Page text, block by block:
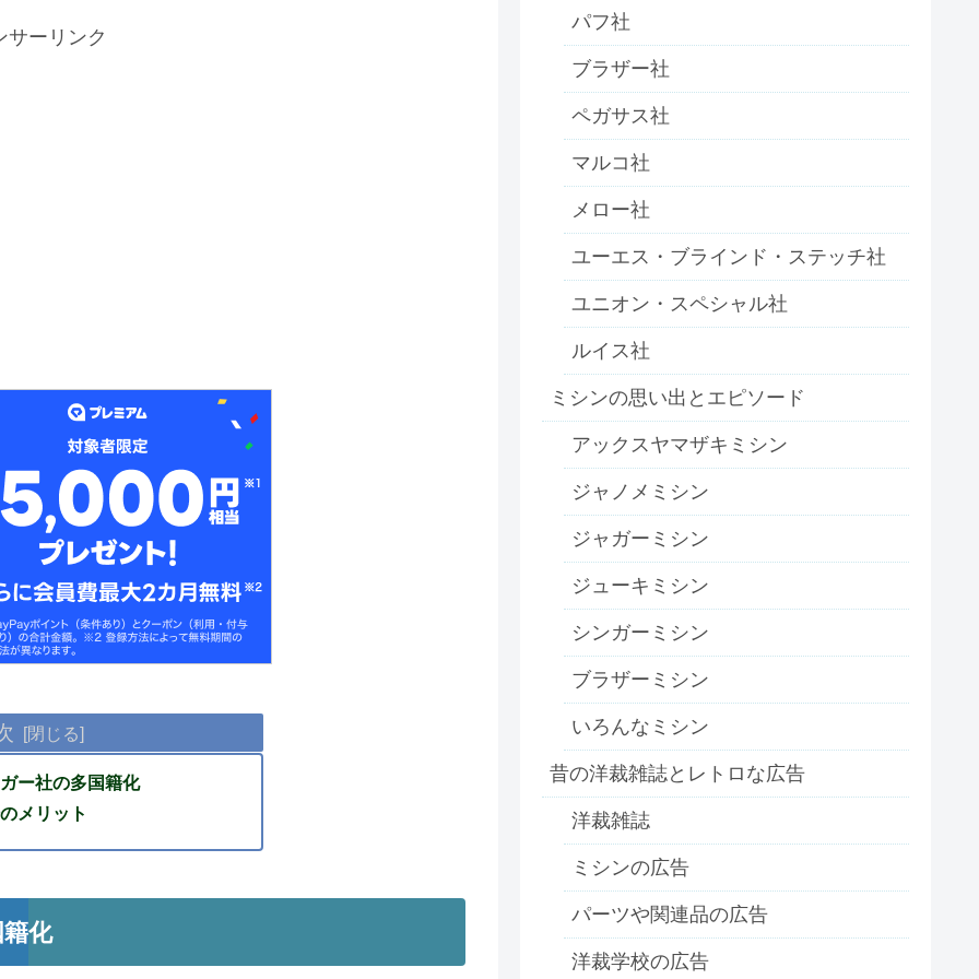
サーリンク
ー社の多国籍化
メリット
化
パフ社
ブラザー社
ペガサス社
マルコ社
メロー社
ユーエス・ブラインド・ステッチ社
ユニオン・スペシャル社
ルイス社
ミシンの思い出とエピソード
アックスヤマザキミシン
ジャノメミシン
ジャガーミシン
ジューキミシン
シンガーミシン
ブラザーミシン
いろんなミシン
昔の洋裁雑誌とレトロな広告
洋裁雑誌
ミシンの広告
パーツや関連品の広告
洋裁学校の広告